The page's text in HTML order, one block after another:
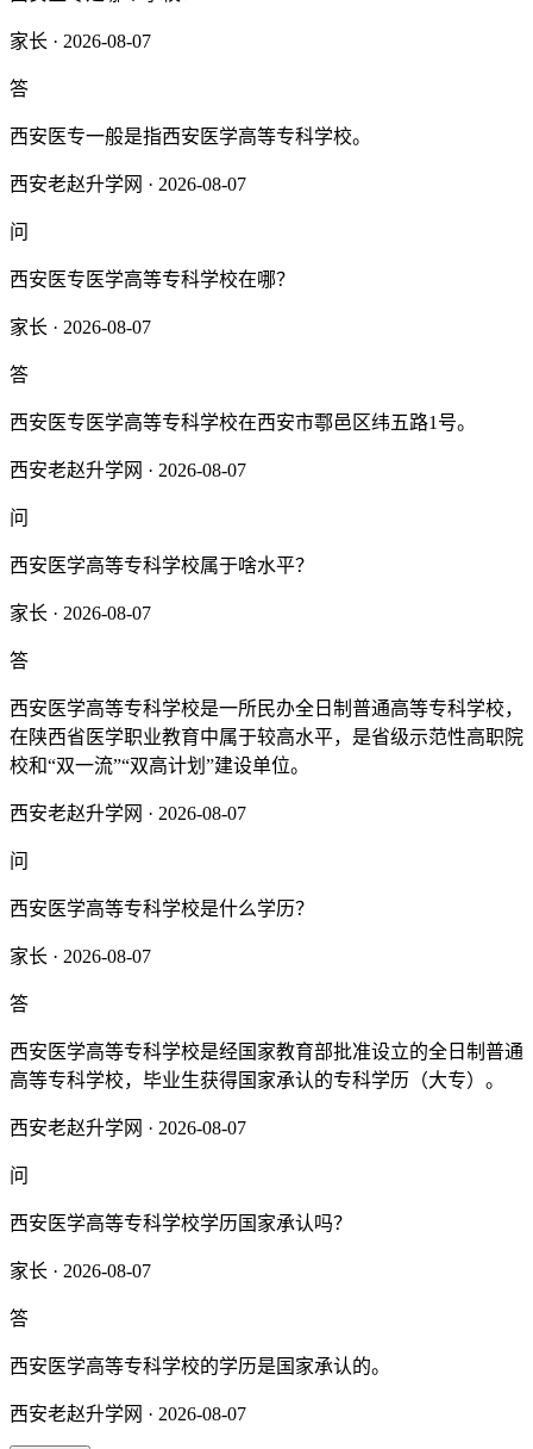
家长 · 2026-08-07
答
西安医专一般是指西安医学高等专科学校。
西安老赵升学网 · 2026-08-07
问
西安医专医学高等专科学校在哪？
家长 · 2026-08-07
答
西安医专医学高等专科学校在西安市鄠邑区纬五路1号。
西安老赵升学网 · 2026-08-07
问
西安医学高等专科学校属于啥水平？
家长 · 2026-08-07
答
‌西安医学高等专科学校是一所民办全日制普通高等专科学校，
在陕西省医学职业教育中属于较高水平，是省级示范性高职院
校和“双一流”“双高计划”建设单位‌。‌‌
西安老赵升学网 · 2026-08-07
问
西安医学高等专科学校是什么学历？
家长 · 2026-08-07
答
西安医学高等专科学校是经国家教育部批准设立的全日制普通
高等专科学校，毕业生获得国家承认的专科学历（大专）‌。‌‌
西安老赵升学网 · 2026-08-07
问
西安医学高等专科学校学历国家承认吗？
家长 · 2026-08-07
答
西安医学高等专科学校的学历是国家承认的‌。
西安老赵升学网 · 2026-08-07